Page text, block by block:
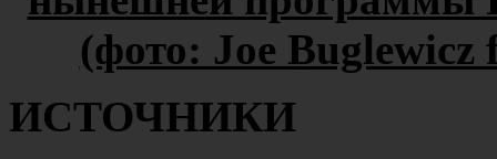
(фото: Joe
ИСТОЧНИКИ